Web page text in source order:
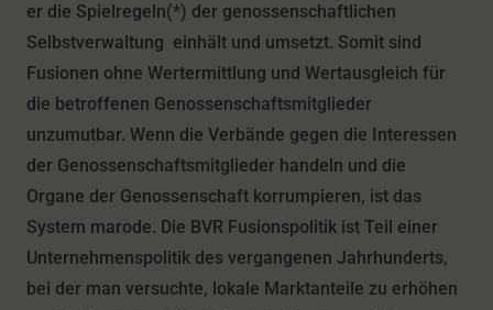
er die Spielregeln(*) der genossenschaftlichen
Selbstverwaltung einhält und umsetzt. Somit sind
Fusionen ohne Wertermittlung und Wertausgleich für
die betroffenen Genossenschaftsmitglieder
unzumutbar. Wenn die Verbände gegen die Interessen
der Genossenschaftsmitglieder handeln und die
Organe der Genossenschaft korrumpieren, ist das
System marode. Die BVR Fusionspolitik ist Teil einer
Unternehmenspolitik des vergangenen Jahrhunderts,
bei der man versuchte, lokale Marktanteile zu erhöhen